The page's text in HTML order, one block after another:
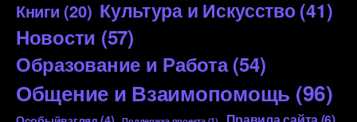
Книги (20) Культура и Искусство(41)
Новости (57)
Образование и Работа(54)
Общение и Взаимопомощь (96)